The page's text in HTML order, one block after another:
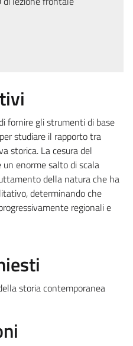
fornire gli strumenti di base
studiare il rapporto tra
storica. La cesura del
enorme salto di scala
della natura che ha
determinando che
regionali e
storia contemporanea